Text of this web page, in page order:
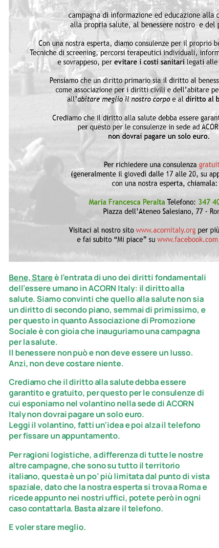
Bene, Stareè l’entrata di uno dei diritti fondamentali
dell’essere umano in ACORN Italy: il diritto alla
salute. Siamo convinti che quello alla salute non sia
un diritto di secondo piano, semmai di primissimo, e
per questo in quantoAssociazione di Promozione
Socialeè con gioia che inauguriamo una campagna
per la salute.
Il benessere non può e non deve essere un lusso.
Anzi, non deve costare niente.
Crediamo che il diritto alla salute debba essere
garantito e gratuito, per questo per le consulenze di
cui esponiamo nel volantino nella sede di ACORN
Italy non dovrai pagare un solo euro.
Leggi il volantino, fatti un’idea e poi alza il telefono
per fissare un appuntamento.
Per ragioni logistiche, a differenza di tutte le nostre
altre campagne, che sono su tutto il territorio
italiano, questa è un po’ più limitata dal punto di vista
spaziale, dato che la nostra esperta si trova a Roma e
ricede appunto nei nostri uffici, potete però in ogni
caso contattarla. Basta alzare il telefono.
E voler stare meglio.